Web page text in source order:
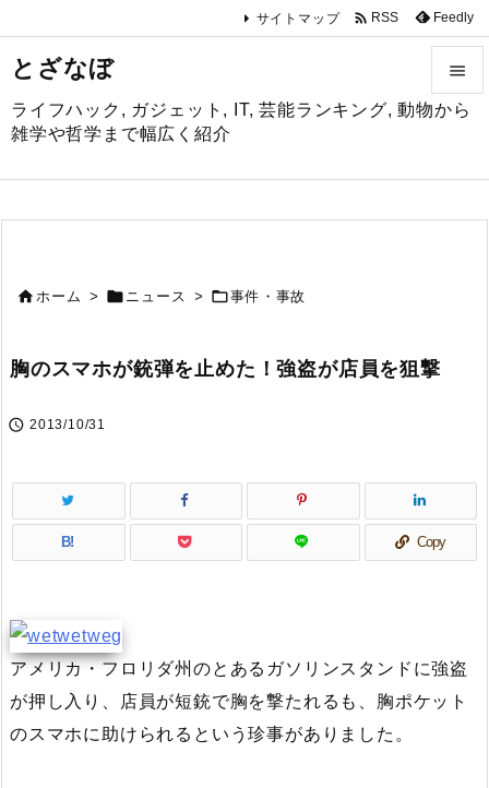
とざなぼ
ライフハック, ガジェット, IT, 芸能ランキング, 動物から
雑学や哲学まで幅広く紹介



サイトマップ  RSS Feedly
ホーム >  ニュース > 事件・事故
胸のスマホが銃弾を止めた！強盗が店員を狙撃
 2013/10/31
B! Copy
アメリカ・フロリダ州のとあるガソリンスタンドに強盗
が押し入り、店員が短銃で胸を撃たれるも、胸ポケット
のスマホに助けられるという珍事がありました。